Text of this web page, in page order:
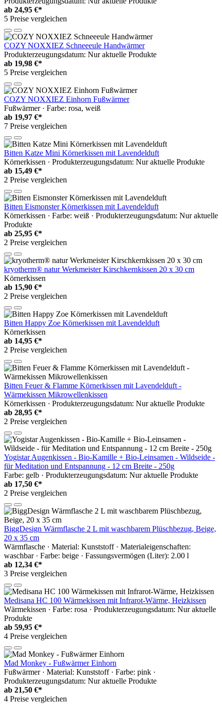
ab 24,95 €*
5 Preise vergleichen
COZY NOXXIEZ Schneeeule Handwärmer
Produkterzeugungsdatum: Nur aktuelle Produkte
ab 19,98 €*
5 Preise vergleichen
COZY NOXXIEZ Einhorn Fußwärmer
Fußwärmer · Farbe: rosa, weiß
ab 19,97 €*
7 Preise vergleichen
Bitten Katze Mini Körnerkissen mit Lavendelduft
Körnerkissen · Produkterzeugungsdatum: Nur aktuelle Produkte
ab 15,49 €*
2 Preise vergleichen
Bitten Eismonster Körnerkissen mit Lavendelduft
Körnerkissen · Farbe: weiß · Produkterzeugungsdatum: Nur aktuelle
Produkte
ab 25,95 €*
2 Preise vergleichen
kryotherm® natur Werkmeister Kirschkernkissen 20 x 30 cm
Körnerkissen
ab 15,90 €*
2 Preise vergleichen
Bitten Happy Zoe Körnerkissen mit Lavendelduft
Körnerkissen
ab 14,95 €*
2 Preise vergleichen
Bitten Feuer & Flamme Körnerkissen mit Lavendelduft -
Wärmekissen Mikrowellenkissen
Körnerkissen · Produkterzeugungsdatum: Nur aktuelle Produkte
ab 28,95 €*
2 Preise vergleichen
Yogistar Augenkissen - Bio-Kamille + Bio-Leinsamen - Wildseide -
für Meditation und Entspannung - 12 cm Breite - 250g
Farbe: gelb · Produkterzeugungsdatum: Nur aktuelle Produkte
ab 17,50 €*
2 Preise vergleichen
BiggDesign Wärmflasche 2 L mit waschbarem Plüschbezug, Beige,
20 x 35 cm
Wärmflasche · Material: Kunststoff · Materialeigenschaften:
waschbar · Farbe: beige · Fassungsvermögen (Liter): 2.00 l
ab 12,34 €*
3 Preise vergleichen
Medisana HC 100 Wärmekissen mit Infrarot-Wärme, Heizkissen
Wärmekissen · Farbe: rosa · Produkterzeugungsdatum: Nur aktuelle
Produkte
ab 59,95 €*
4 Preise vergleichen
Mad Monkey - Fußwärmer Einhorn
Fußwärmer · Material: Kunststoff · Farbe: pink ·
Produkterzeugungsdatum: Nur aktuelle Produkte
ab 21,50 €*
4 Preise vergleichen